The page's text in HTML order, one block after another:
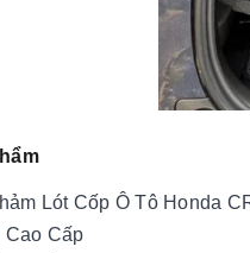
Lót Cốp Ô Tô Honda
Cao Cấp